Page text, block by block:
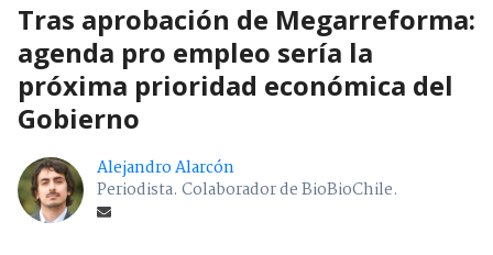
Tras aprobación de Megarreforma:
agenda pro empleo sería la
próxima prioridad económica del
Gobierno
Alejandro Alarcón
Periodista. Colaborador de BioBioChile.